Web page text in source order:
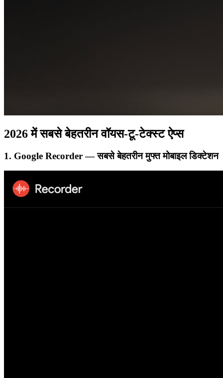
2026 में सबसे बेहतरीन वॉयस-टू-टेक्स्ट ऐप्स
1. Google Recorder — सबसे बेहतरीन मुफ्त मोबाइल डिक्टेशन